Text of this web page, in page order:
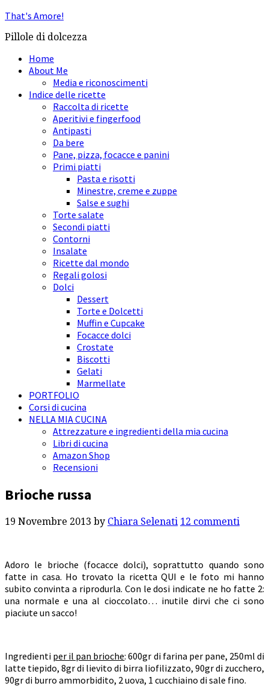
That's Amore!
Pillole di dolcezza
Home
About Me
Media e riconoscimenti
Indice delle ricette
Raccolta di ricette
Aperitivi e fingerfood
Antipasti
Da bere
Pane, pizza, focacce e panini
Primi piatti
Pasta e risotti
Minestre, creme e zuppe
Salse e sughi
Torte salate
Secondi piatti
Contorni
Insalate
Ricette dal mondo
Regali golosi
Dolci
Dessert
Torte e Dolcetti
Muffin e Cupcake
Focacce dolci
Crostate
Biscotti
Gelati
Marmellate
PORTFOLIO
Corsi di cucina
NELLA MIA CUCINA
Attrezzature e ingredienti della mia cucina
Libri di cucina
Amazon Shop
Recensioni
Brioche russa
19 Novembre 2013 by Chiara Selenati 12 commenti
Adoro le brioche (focacce dolci), soprattutto quando sono
fatte in casa. Ho trovato la ricetta QUI e le foto mi hanno
subito convinta a riprodurla. Con le dosi indicate ne ho fatte 2:
una normale e una al cioccolato… inutile dirvi che ci sono
piaciute un sacco!
Ingredienti per il pan brioche: 600gr di farina per pane, 250ml di
latte tiepido, 8gr di lievito di birra liofilizzato, 90gr di zucchero,
90gr di burro ammorbidito, 2 uova, 1 cucchiaino di sale fino.